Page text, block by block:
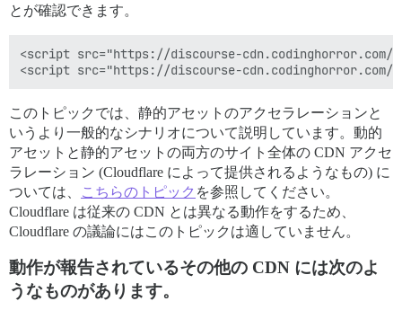
とが確認できます。
<script src="https://discourse-cdn.codinghorror.com/
このトピックでは、静的アセットのアクセラレーションと
いうより一般的なシナリオについて説明しています。動的
アセットと静的アセットの両方のサイト全体の CDN アクセ
ラレーション (Cloudflare によって提供されるようなもの) に
ついては、
こちらのトピック を参照してください。
Cloudflare は従来の CDN とは異なる動作をするため、
Cloudflare の議論にはこのトピックは適していません。
動作が報告されているその他の CDN には次のよ
うなものがあります。